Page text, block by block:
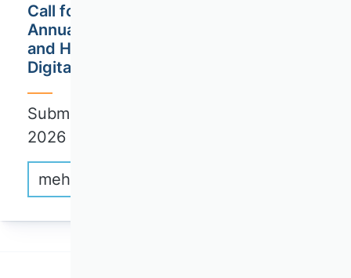
Call for Papers: AKempor / 22nd
Annual Conference "Firms, Workers,
and Households in Times of Crisis and
Digital Transformation"
Submission deadline: September 01,
2026
mehr erfahren